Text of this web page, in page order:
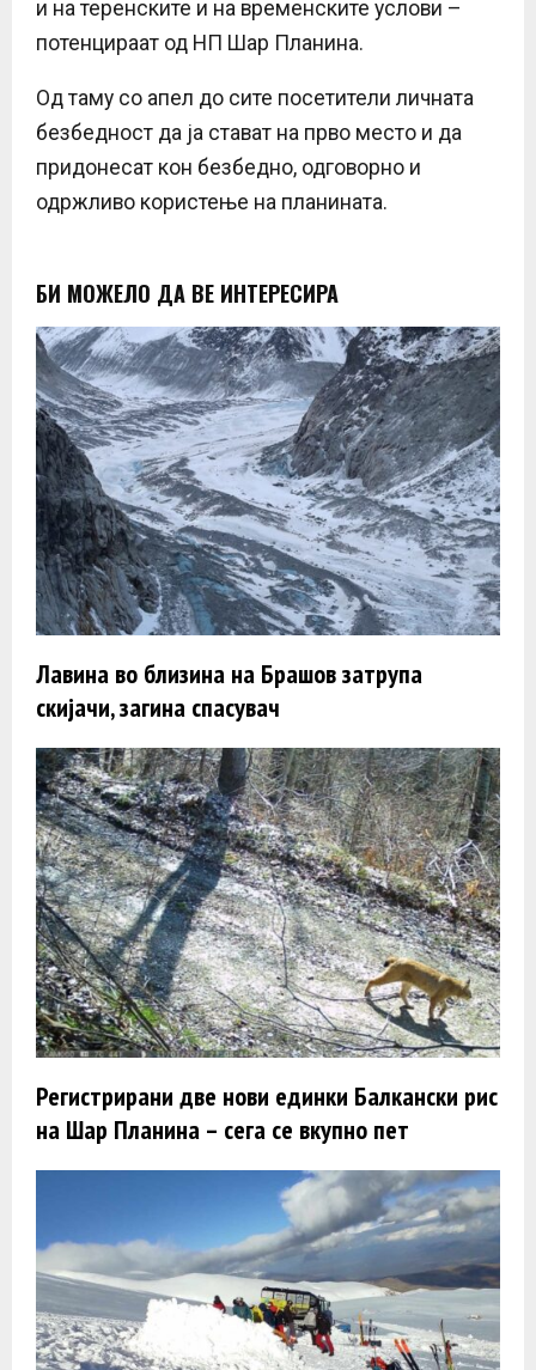
и на теренските и на временските услови –
потенцираат од НП Шар Планина.
Од таму со апел до сите посетители личната
безбедност да ја стават на прво место и да
придонесат кон безбедно, одговорно и
одржливо користење на планината.
БИ МОЖЕЛО ДА ВЕ ИНТЕРЕСИРА
Лавина во близина на Брашов затрупа
скијачи, загина спасувач
Регистрирани две нови единки Балкански рис
на Шар Планина – сега се вкупно пет